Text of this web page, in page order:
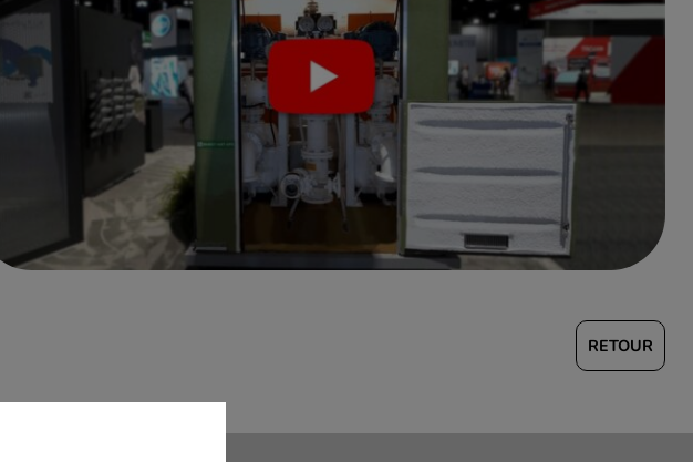
POMPES ALIMENTAIRES
Pompes de transfert alimentaire
Pompes huiles chaudes
RETOUR